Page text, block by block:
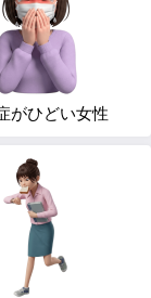
がひどい女性